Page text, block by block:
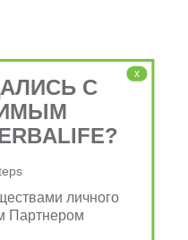
больше о
по
88-88, 8-
78-78
x
С
личного
Партнером